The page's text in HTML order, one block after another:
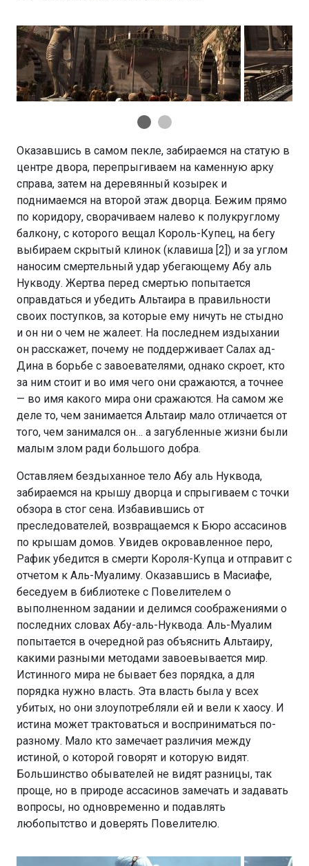
Оказавшись в самом пекле, забираемся на статую в
центре двора, перепрыгиваем на каменную арку
справа, затем на деревянный козырек и
поднимаемся на второй этаж дворца. Бежим прямо
по коридору, сворачиваем налево к полукруглому
балкону, с которого вещал Король-Купец, на бегу
выбираем скрытый клинок (клавиша [2]) и за углом
наносим смертельный удар убегающему Абу аль
Нукводу. Жертва перед смертью попытается
оправдаться и убедить Альтаира в правильности
своих поступков, за которые ему ничуть не стыдно
и он ни о чем не жалеет. На последнем издыхании
он расскажет, почему не поддерживает Салах ад-
Дина в борьбе с завоевателями, однако скроет, кто
за ним стоит и во имя чего они сражаются, а точнее
— во имя какого мира они сражаются. На самом же
деле то, чем занимается Альтаир мало отличается от
того, чем занимался он… а загубленные жизни были
малым злом ради большого добра.
Оставляем бездыханное тело Абу аль Нуквода,
забираемся на крышу дворца и спрыгиваем с точки
обзора в стог сена. Избавившись от
преследователей, возвращаемся к Бюро ассасинов
по крышам домов. Увидев окровавленное перо,
Рафик убедится в смерти Короля-Купца и отправит с
отчетом к Аль-Муалиму. Оказавшись в Масиафе,
беседуем в библиотеке с Повелителем о
выполненном задании и делимся соображениями о
последних словах Абу-аль-Нуквода. Аль-Муалим
попытается в очередной раз объяснить Альтаиру,
какими разными методами завоевывается мир.
Истинного мира не бывает без порядка, а для
порядка нужно власть. Эта власть была у всех
убитых, но они злоупотребляли ей и вели к хаосу. И
истина может трактоваться и восприниматься по-
разному. Мало кто замечает различия между
истиной, о которой говорят и которую видят.
Большинство обывателей не видят разницы, так
проще, но в природе ассасинов замечать и задавать
вопросы, но одновременно и подавлять
любопытство и доверять Повелителю.